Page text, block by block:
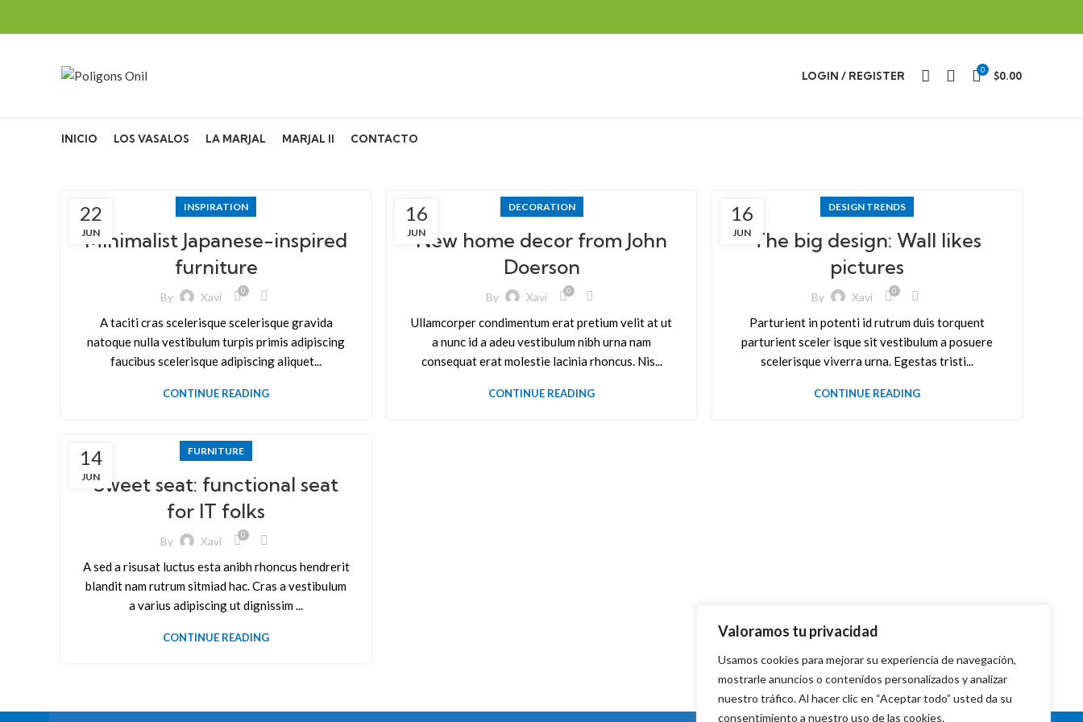
Valoramos tu privacidad
Usamos cookies para mejorar su experiencia de navegación,
mostrarle anuncios o contenidos personalizados y analizar
nuestro tráfico. Al hacer clic en “Aceptar todo” usted da su
consentimiento a nuestro uso de las cookies.
LOGIN / REGISTER 0 $0.00
INICIO LOS VASALOS LA MARJAL MARJAL II CONTACTO
22
JUN
INSPIRATION
Minimalist Japanese-inspired
furniture
By Xavi 0
A taciti cras scelerisque scelerisque gravida
natoque nulla vestibulum turpis primis adipiscing
faucibus scelerisque adipiscing aliquet...
CONTINUE READING
16
JUN
DECORATION
New home decor from John
Doerson
By Xavi 0
Ullamcorper condimentum erat pretium velit at ut
a nunc id a adeu vestibulum nibh urna nam
consequat erat molestie lacinia rhoncus. Nis...
CONTINUE READING
16
JUN
DESIGN TRENDS
The big design: Wall likes
pictures
By Xavi 0
Parturient in potenti id rutrum duis torquent
parturient sceler isque sit vestibulum a posuere
scelerisque viverra urna. Egestas tristi...
CONTINUE READING
14
JUN
FURNITURE
Sweet seat: functional seat
for IT folks
By Xavi 0
A sed a risusat luctus esta anibh rhoncus hendrerit
blandit nam rutrum sitmiad hac. Cras a vestibulum
a varius adipiscing ut dignissim ...
CONTINUE READING